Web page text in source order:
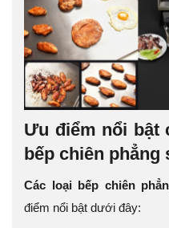
Ưu điểm nổi bật
bếp chiên phẳng
Các loại bếp chiên
điểm nổi bật dưới đây: